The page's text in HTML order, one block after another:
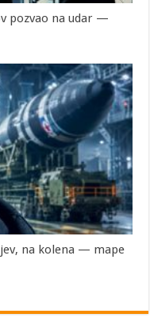
pozvao na udar —
na kolena — mape